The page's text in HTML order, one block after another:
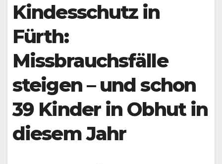
Kindesschutz in
Fürth:
Missbrauchsfälle
steigen – und schon
39 Kinder in Obhut in
diesem Jahr